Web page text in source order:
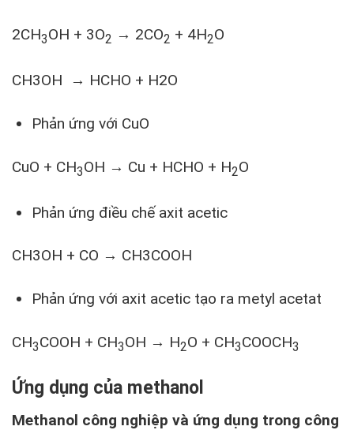
2CH3OH + 3O2 → 2CO2 + 4H2O
CH3OH → HCHO + H2O
Phản ứng với CuO
CuO + CH3OH → Cu + HCHO + H2O
Phản ứng điều chế axit acetic
CH3OH + CO → CH3COOH
Phản ứng với axit acetic tạo ra metyl acetat
CH3COOH + CH3OH → H2O + CH3COOCH3
Ứng dụng của methanol
Methanol công nghiệp và ứng dụng trong công